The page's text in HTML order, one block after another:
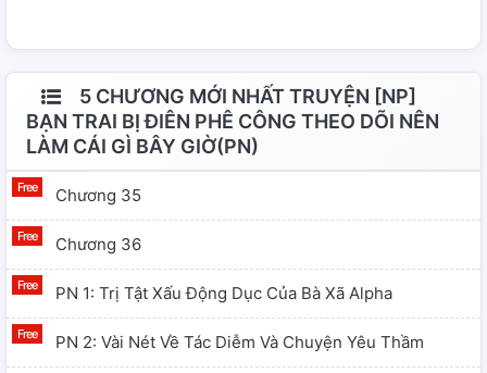
5 CHƯƠNG MỚI NHẤT TRUYỆN [NP]
BẠN TRAI BỊ ĐIÊN PHÊ CÔNG THEO DÕI NÊN
LÀM CÁI GÌ BÂY GIỜ(PN)
Chương 35
Chương 36
PN 1: Trị Tật Xấu Động Dục Của Bà Xã Alpha
PN 2: Vài Nét Về Tác Diễm Và Chuyện Yêu Thầm